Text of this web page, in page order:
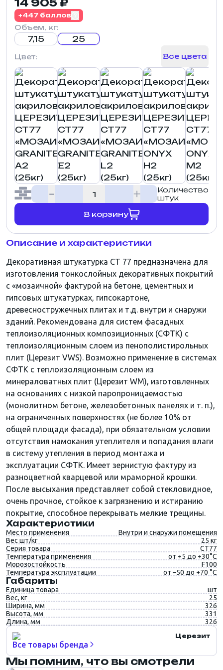
14 905 ₽
+447 баллов
Объем, кг:
7,15 25
Цвет: Все цвета
Количество
штук
В корзину
Описание и характеристики
Декоративная штукатурка CT 77 предназначена для
изготовления тонкослойных декоративных покрытий
с «мозаичной» фактурой на бетоне, цементных и
гипсовых штукатурках, гипсокартоне,
древесностружечных плитах и т.д. внутри и снаружи
зданий. Рекомендована для систем фасадных
теплоизоляционных композиционных (СФТК) с
теплоизоляционным слоем из пенополистирольных
плит (Церезит VWS). Возможно применение в системах
СФТК с теплоизоляционным слоем из
минераловатных плит (Церезит WM), изготовленных
на основаниях с низкой паропроницаемостью
(монолитном бетоне, железобетонных панелях и т. п.),
на ограниченных поверхностях (не более 10% от
общей площади фасада), при обязательном условии
отсутствия намокания утеплителя и попадания влаги
в систему утепления в период монтажа и
эксплуатации СФТК. Имеет зернистую фактуру из
разноцветной кварцевой или мраморной крошки.
После высыхания представляет собой стекловидное,
очень прочное, стойкое к загрязнению и истиранию
покрытие, способное перекрывать мелкие трещины.
Характеристики
Место применения
Внутри и снаружи помещения
Вес шт/кг
25 кг
Серия товара
CT77
Температура применения
от +5 до +30°C
Морозостойкость
F100
Температура эксплуатации
от –50 до +70 °C
Габариты
Единица товара
шт
Вес, кг
25
Ширина, мм
326
Высота, мм
331
Длина, мм
326
Церезит
Все товары бренда
Мы помним, что вы смотрели